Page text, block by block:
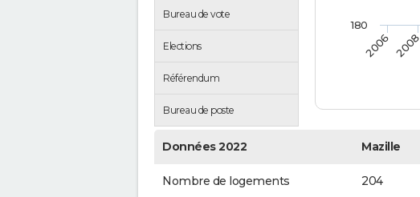
Bureau de vote
Elections
Référendum
Bureau de poste
2006 2008
180
Données 2022 Mazille
Nombre de logements 204